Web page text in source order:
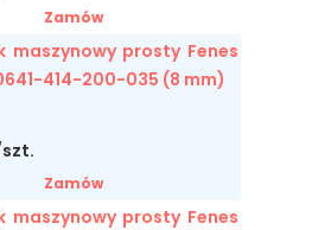
Zamów
maszynowy prosty Fenes
414-200-035 (8 mm)
szt.
Zamów
maszynowy prosty Fenes